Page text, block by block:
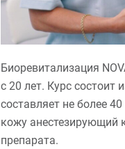
Биоревитализация
с 20 лет. Курс состоит
составляет не более
кожу анестезирующий
препарата.